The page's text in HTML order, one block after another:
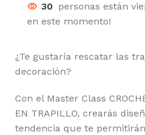
30 personas están
en este momento!
¿Te gustaría rescatar las
decoración?
Con el Master Class
EN TRAPILLO, crearás
tendencia que te